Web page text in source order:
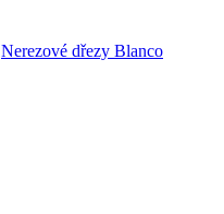
Nerezové dřezy Blanco